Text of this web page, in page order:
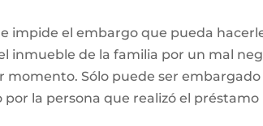
impide el embargo que pueda
inmueble de la familia por un mal
Sólo puede ser
la persona que realizó el préstamo